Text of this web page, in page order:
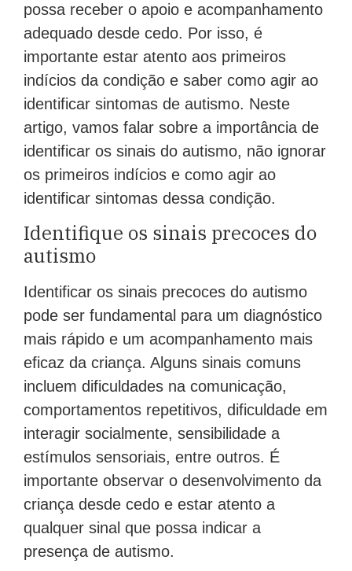
possa receber o apoio e acompanhamento
adequado desde cedo. Por isso, é
importante estar atento aos primeiros
indícios da condição e saber como agir ao
identificar sintomas de autismo. Neste
artigo, vamos falar sobre a importância de
identificar os sinais do autismo, não ignorar
os primeiros indícios e como agir ao
identificar sintomas dessa condição.
Identifique os sinais precoces do
autismo
Identificar os sinais precoces do autismo
pode ser fundamental para um diagnóstico
mais rápido e um acompanhamento mais
eficaz da criança. Alguns sinais comuns
incluem dificuldades na comunicação,
comportamentos repetitivos, dificuldade em
interagir socialmente, sensibilidade a
estímulos sensoriais, entre outros. É
importante observar o desenvolvimento da
criança desde cedo e estar atento a
qualquer sinal que possa indicar a
presença de autismo.